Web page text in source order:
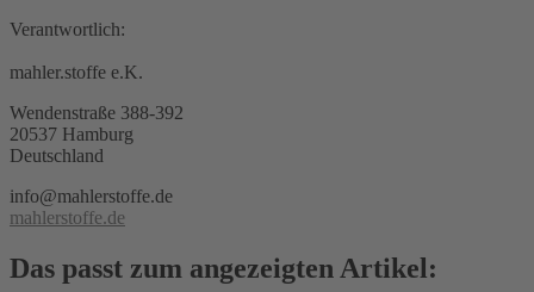
Verantwortlich:
mahler.stoffe e.K.
Wendenstraße 388-392
20537 Hamburg
Deutschland
info@mahlerstoffe.de
mahlerstoffe.de
Das passt zum angezeigten Artikel: